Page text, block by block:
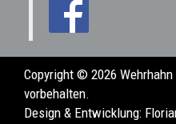
Copyright © 2026
vorbehalten.
Design & Entwicklung: